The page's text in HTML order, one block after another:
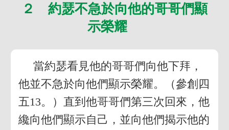
２ 約瑟不急於向他的哥哥們顯
示榮耀
當約瑟看見他的哥哥們向他下拜，
他並不急於向他們顯示榮耀。（參創四
五13。）直到他哥哥們第三次回來，他
纔向他們顯示自己，並向他們揭示他的